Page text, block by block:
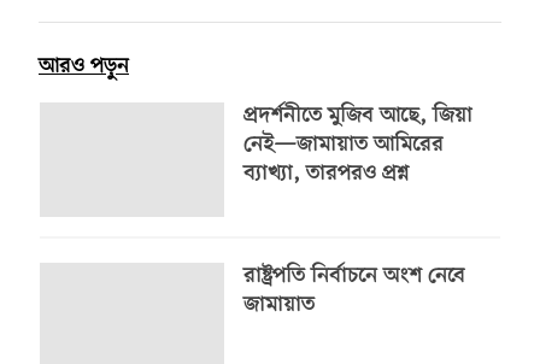
আরও পড়ুন
প্রদর্শনীতে মুজিব আছে, জিয়া
নেই—জামায়াত আমিরের
ব্যাখ্যা, তারপরও প্রশ্ন
রাষ্ট্রপতি নির্বাচনে অংশ নেবে
জামায়াত